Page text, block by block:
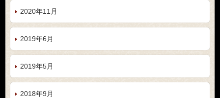
2020年11月
2019年6月
2019年5月
2018年9月